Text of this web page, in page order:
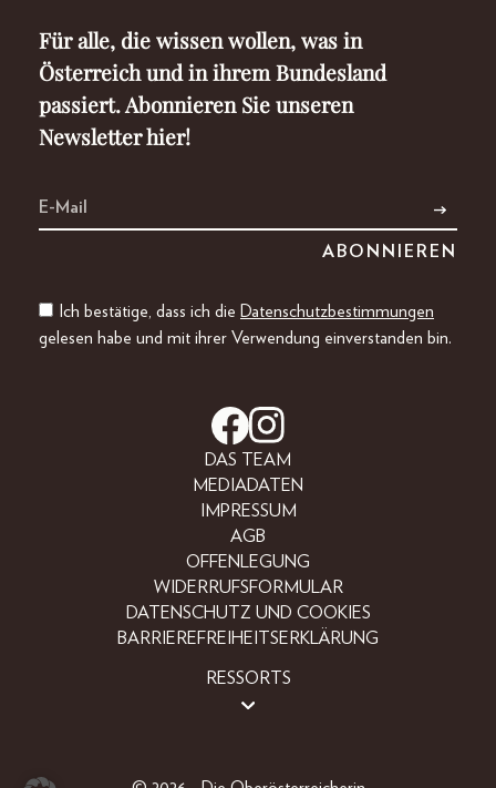
Für alle, die wissen wollen, was in
Österreich und in ihrem Bundesland
passiert. Abonnieren Sie unseren
Newsletter hier!
Ich bestätige, dass ich die Datenschutzbestimmungen
gelesen habe und mit ihrer Verwendung einverstanden bin.
DAS TEAM
MEDIADATEN
IMPRESSUM
AGB
OFFENLEGUNG
WIDERRUFSFORMULAR
DATENSCHUTZ UND COOKIES
BARRIEREFREIHEITSERKLÄRUNG
RESSORTS